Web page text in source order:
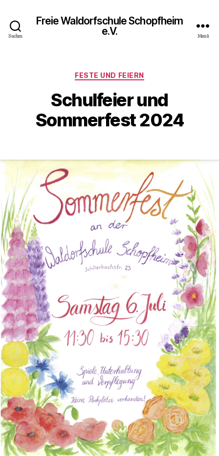
Suchen
Freie Waldorfschule Schopfheim
e.V.
Menü
Kategorien
FESTE UND FEIERN
Schulfeier und
Sommerfest 2024